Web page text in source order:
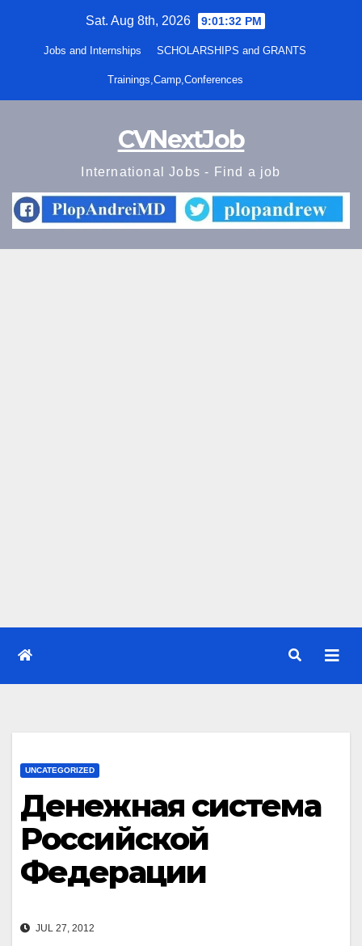
Sat. Aug 8th, 2026 9:01:32 PM
Jobs and Internships SCHOLARSHIPS and GRANTS
Trainings,Camp,Conferences
CVNextJob
International Jobs - Find a job
UNCATEGORIZED
Денежная система
Российской
Федерации
JUL 27, 2012